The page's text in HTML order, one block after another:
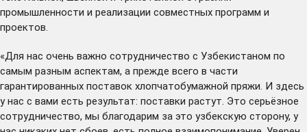
промышленности и реализации совместных программ и
проектов.
«Для нас очень важно сотрудничество с Узбекистаном по
самым разным аспектам, а прежде всего в части
гарантированных поставок хлопчатобумажной пряжи. И здесь
у нас с вами есть результат: поставки растут. Это серьёзное
сотрудничество, мы благодарим за это узбекскую сторону, у